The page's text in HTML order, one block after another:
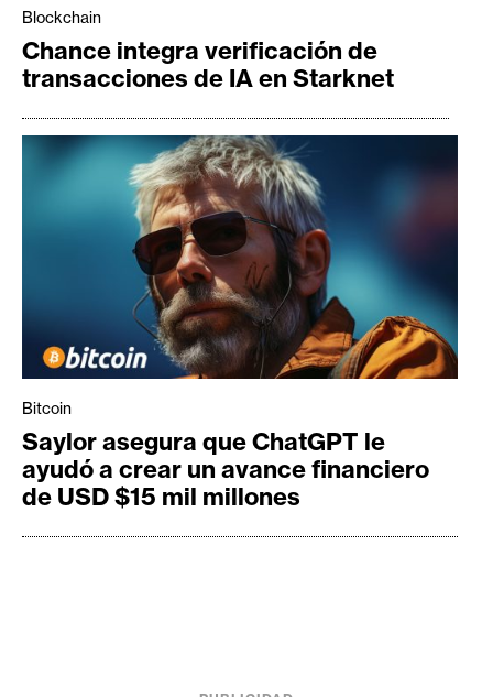
Blockchain
Chance integra verificación de
transacciones de IA en Starknet
Bitcoin
Saylor asegura que ChatGPT le
ayudó a crear un avance financiero
de USD $15 mil millones